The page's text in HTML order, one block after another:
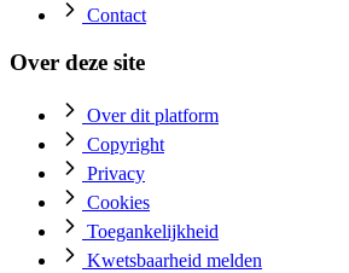
Contact
Over deze site
Over dit platform
Copyright
Privacy
Cookies
Toegankelijkheid
Kwetsbaarheid melden